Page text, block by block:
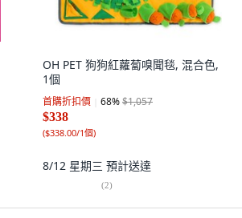
OH PET 狗狗紅蘿蔔嗅聞毯, 混合色,
1個
首購折扣價 68%$1,057
$338
($338.00/1個)
8/12 星期三 預計送達
(2)